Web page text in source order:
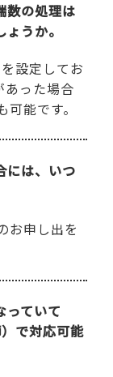
数の処理は
うか。
設定してお
あった場合
能です。
には、いつ
お申し出を
っていて
で対応可能